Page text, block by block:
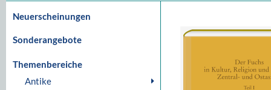
Neuerscheinungen
Sonderangebote
Themenbereiche
Antike